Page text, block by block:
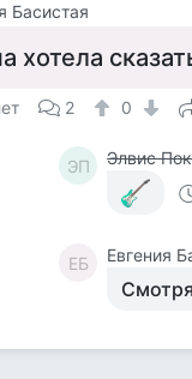
Басистая
хотела
2 0
ЭП
Элвис
ЕБ Евгения